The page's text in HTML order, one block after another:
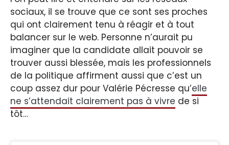
sociaux, il se trouve que ce sont ses proches
qui ont clairement tenu à réagir et à tout
balancer sur le web. Personne n’aurait pu
imaginer que la candidate allait pouvoir se
trouver aussi blessée, mais les professionnels
de la politique affirment aussi que c’est un
coup assez dur pour Valérie Pécresse qu’elle
ne s’attendait clairement pas à vivre de si
tôt…